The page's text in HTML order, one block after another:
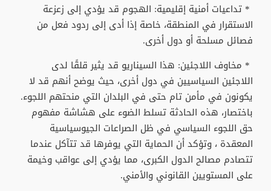
* تداعيات أمنية إقليمية: الهجوم قد يؤدي إلى زعزعة
الاستقرار في المنطقة، خاصة إذا أدى إلى ردود فعل من
فصائل مسلحة أو دول أخرى.
* مخاوف اللاجئين: هذا السيناريو قد يثير قلقًا لدى
اللاجئين السياسيين في دول أخرى، حيث يوضح أنهم قد لا
يكونون في مأمن تام حتى في البلدان التي منحتهم اللجوء.
باختصار، هذه الحادثة تسلط الضوء على هشاشة مفهوم
حق اللجوء السياسي في ظل الصراعات الجيوسياسية
المعقدة ، وتؤكد أن الحماية التي يوفرها قد تتآكل عندما
تتصادم مصالح الدول الكبرى، مما يؤدي إلى عواقب وخيمة
على المستويين القانوني والأمني.